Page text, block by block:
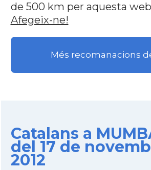
de 500 km per aquesta
Afegeix-ne!
Més recomanacions
Catalans a
del 17 de
2012